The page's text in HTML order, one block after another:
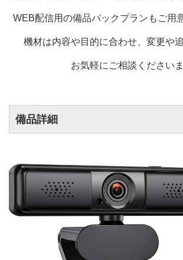
WEB配信用の備品パックプランもご用
機材は内容や目的に合わせ、変更や
お気軽にご相談ください
備品詳細